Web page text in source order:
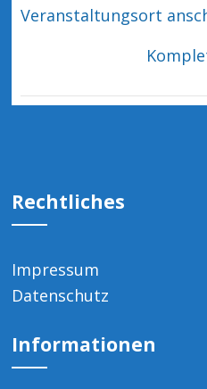
Veranstaltungsort
Rechtliches
Impressum
Datenschutz
Informationen